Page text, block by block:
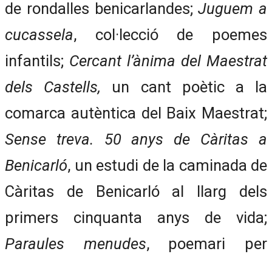
de rondalles benicarlandes;Juguem a
cucassela, col·lecció de poemes
infantils; Cercant l’ànima del Maestrat
dels Castells, un cant poètic a la
comarca autèntica del Baix Maestrat;
Sense treva. 50 anys de Càritas a
Benicarló, un estudi de la caminada de
Càritas de Benicarló al llarg dels
primers cinquanta anys de vida;
Paraules menudes, poemari per